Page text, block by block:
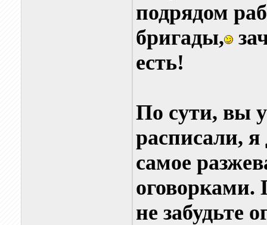
подрядом
бригады,
есть!
По сути, вы
расписали,
самое
оговорками.
не забудьте